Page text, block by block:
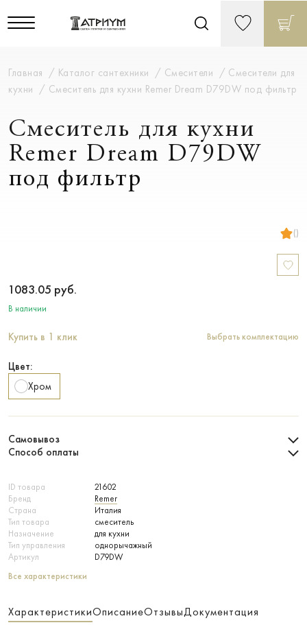
Главная Каталог сантехники Смесители
Смесители для
кухни
Смеситель для кухни Remer Dream D79DW под фильтр
Смеситель для кухни
Remer Dream D79DW
под фильтр
()
ID товара
21602
Бренд
Remer
Страна
Италия
Тип товара
смеситель
Назначение
для кухни
Тип управления
однорычажный
Артикул
D79DW
Все характеристики
1083.05 руб.
В наличии
Купить в 1 клик Выбрать комплектацию
Цвет:
Хром
Самовывоз
Способ оплаты
ХарактеристикиОписаниеОтзывыДокументация